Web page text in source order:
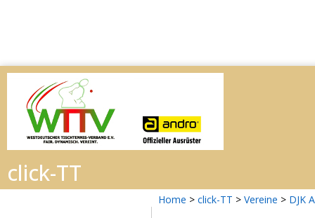
Home > click-TT > Vereine > DJK